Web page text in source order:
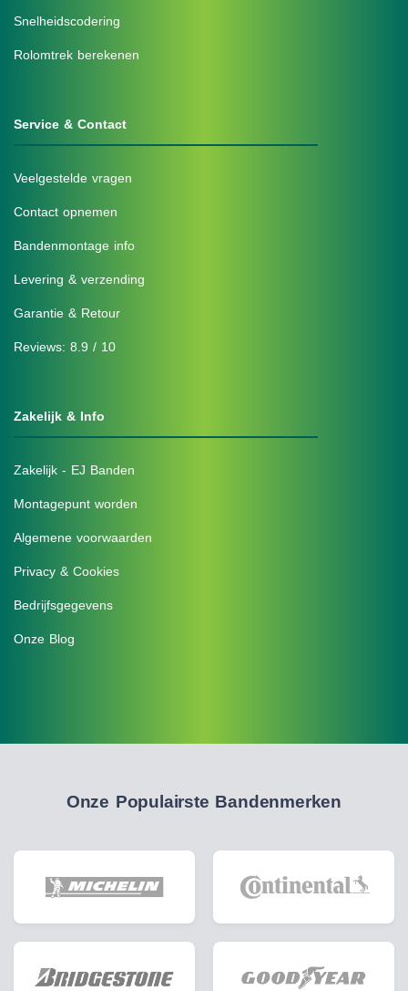
Snelheidscodering
Rolomtrek berekenen
Service & Contact
Veelgestelde vragen
Contact opnemen
Bandenmontage info
Levering & verzending
Garantie & Retour
Reviews: 8.9 / 10
Zakelijk & Info
Zakelijk - EJ Banden
Montagepunt worden
Algemene voorwaarden
Privacy & Cookies
Bedrijfsgegevens
Onze Blog
Onze Populairste Bandenmerken